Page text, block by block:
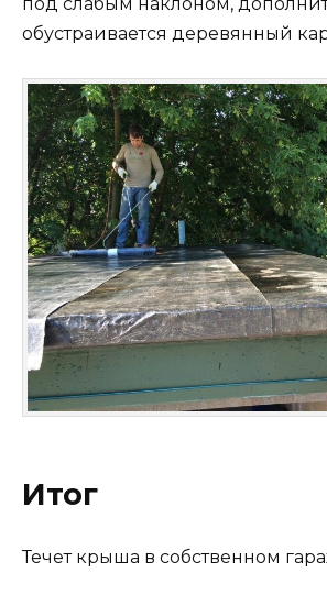
обустраивается деревянный
Итог
Течет крыша в собственном